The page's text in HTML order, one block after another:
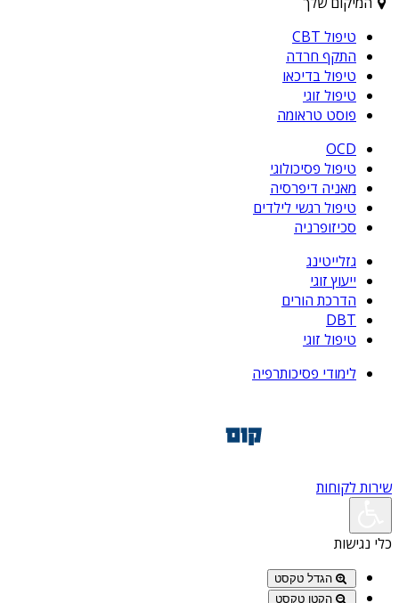
טיפול CBT
התקף חרדה
טיפול בדיכאו
טיפול זוגי
פוסט טראומה
OCD
טיפול פסיכולוגי
מאניה דיפרסיה
טיפול רגשי לילדים
סכיזופרניה
גזלייטינג
ייעוץ זוגי
הדרכת הורים
DBT
טיפול זוגי
לימודי פסיכותרפיה
שירות לקוחות
כלי נגישות
הגדל טקסט
הקטן טקסט